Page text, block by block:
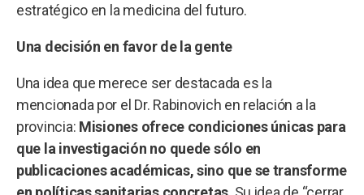
estratégico en la medicina del futuro.
Una decisión en favor de la gente
Una idea que merece ser destacada es la
mencionada por el Dr. Rabinovich en relación a la
provincia: Misiones ofrece condiciones únicas para
que la investigación no quede sólo en
publicaciones académicas, sino que se transforme